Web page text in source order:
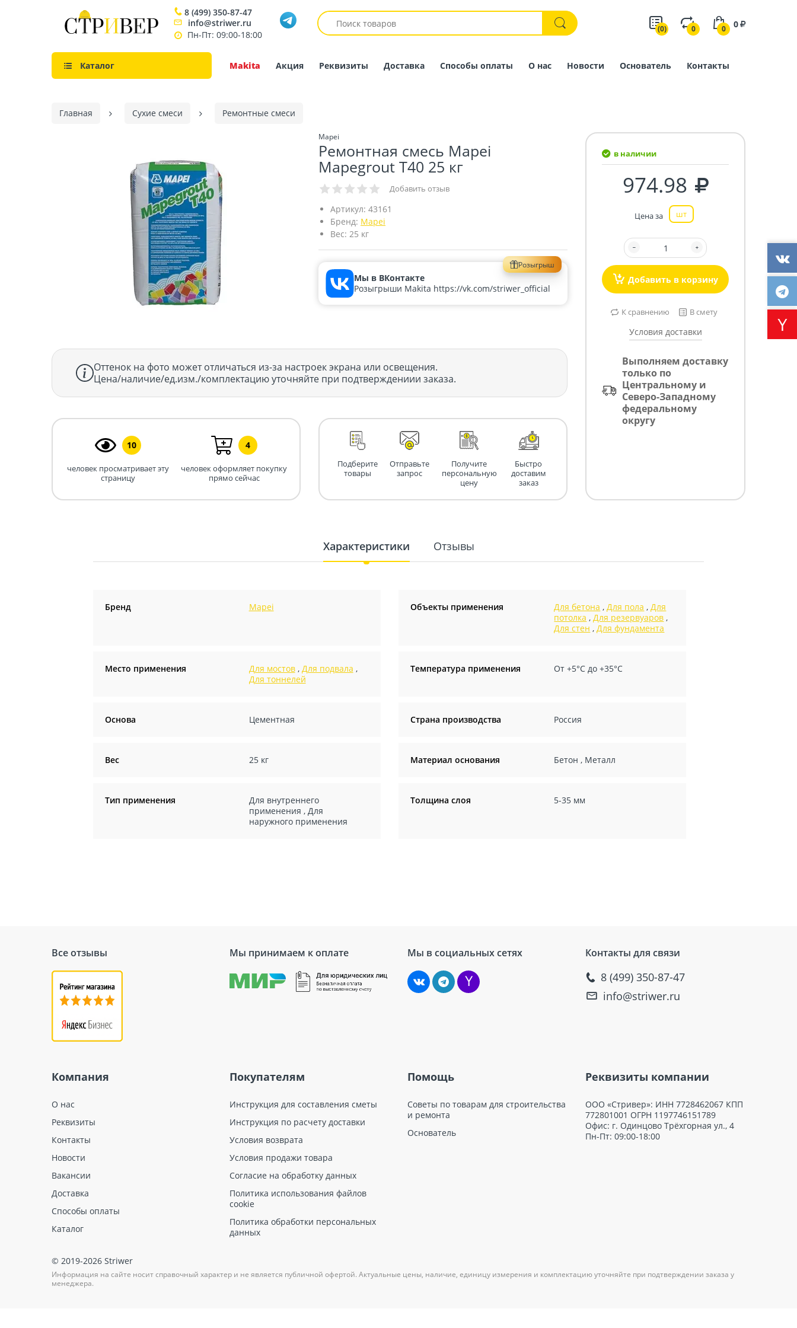
8 (499) 350-87-47
info@striwer.ru
Пн-Пт: 09:00-18:00
(0) 0 0 0
Каталог Makita Акция Реквизиты Доставка Способы оплаты О нас Новости Основатель Контакты
Главная Сухие смеси Ремонтные смеси
Mapei
Ремонтная смесь Mapei
Mapegrout T40 25 кг
Добавить отзыв
Артикул: 43161
Бренд: Mapei
Вес: 25 кг
Розыгрыш
Мы в ВКонтакте
Розыгрыши Makita https://vk.com/striwer_official
Оттенок на фото может отличаться из-за настроек экрана или освещения.
Цена/наличие/ед.изм./комплектацию уточняйте при подтверждениии заказа.
10
человек просматривает эту
страницу
4
человек оформляет покупку
прямо сейчас
Подберите
товары
Отправьте
запрос
Получите
персональную
цену
Быстро
доставим
заказ
в наличии
974.98
Цена за шт
Добавить в корзину
К сравнению В смету
Условия доставки
Выполняем доставку
только по
Центральному и
Северо-Западному
федеральному
округу
Характеристики Отзывы
Бренд Mapei Объекты применения Для бетона ,Для пола ,Для
потолка ,Для резервуаров ,
Для стен ,Для фундамента
Место применения Для мостов, Для подвала ,
Для тоннелей
Температура применения От +5°С до +35°С
Основа Цементная Страна производства Россия
Вес 25 кг Материал основания Бетон , Металл
Тип применения
Для внутреннего
применения , Для
наружного применения
Толщина слоя 5-35 мм
Все отзывы Мы принимаем к оплате Мы в социальных сетях Контакты для связи
8 (499) 350-87-47
info@striwer.ru
Компания
О нас
Реквизиты
Контакты
Новости
Вакансии
Доставка
Способы оплаты
Каталог
Покупателям
Инструкция для составления сметы
Инструкция по расчету доставки
Условия возврата
Условия продажи товара
Согласие на обработку данных
Политика использования файлов
cookie
Политика обработки персональных
данных
Помощь
Советы по товарам для строительства
и ремонта
Основатель
Реквизиты компании
ООО «Стривер»: ИНН 7728462067 КПП
772801001 ОГРН 1197746151789
Офис: г. Одинцово Трёхгорная ул., 4
Пн-Пт: 09:00-18:00
© 2019-2026 Striwer
Информация на сайте носит справочный характер и не является публичной офертой. Актуальные цены, наличие, единицу измерения и комплектацию уточняйте при подтверждении заказа у
менеджера.